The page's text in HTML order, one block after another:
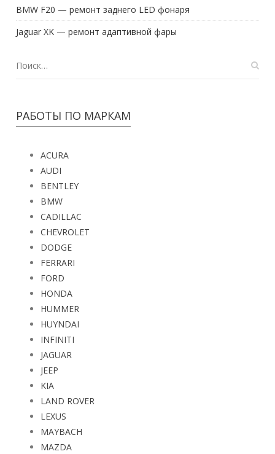
BMW F20 — ремонт заднего LED фонаря
Jaguar XK — ремонт адаптивной фары
РАБОТЫ ПО МАРКАМ
ACURA
AUDI
BENTLEY
BMW
CADILLAC
CHEVROLET
DODGE
FERRARI
FORD
HONDA
HUMMER
HUYNDAI
INFINITI
JAGUAR
JEEP
KIA
LAND ROVER
LEXUS
MAYBACH
MAZDA